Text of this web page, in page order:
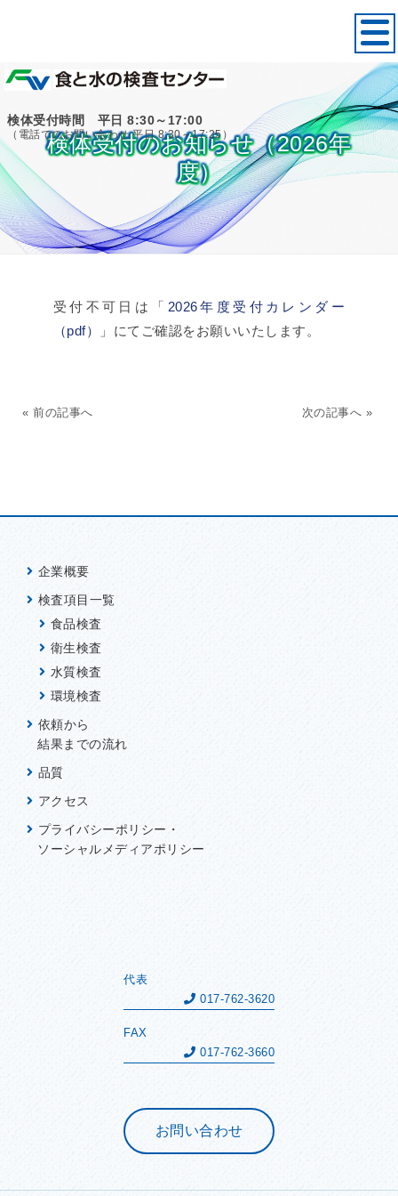
検体受付時間 平日 8:30～17:00
（電話でのお問い合わせ 平日 8:30～17:25）
検体受付のお知らせ（2026年
度）
受付不可日は「 2026年度受付カレンダー
（pdf）
」にてご確認をお願いいたします。
« 前の記事へ 次の記事へ »
企業概要
検査項目一覧
食品検査
衛生検査
水質検査
環境検査
依頼から
結果までの流れ
品質
アクセス
プライバシーポリシー・
ソーシャルメディアポリシー
代表
017-762-3620
FAX
017-762-3660
お問い合わせ